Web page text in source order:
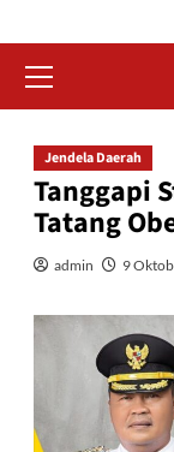
Jendela Daerah
Tanggapi
Tatang
admin 9